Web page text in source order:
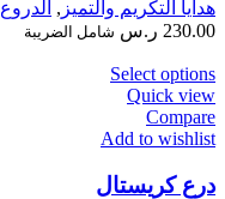
هدايا التكريم والتميز , الدروع
230.00 ر.س شامل الضريبة
Select options
Quick view
Compare
Add to wishlist
درع كريستال